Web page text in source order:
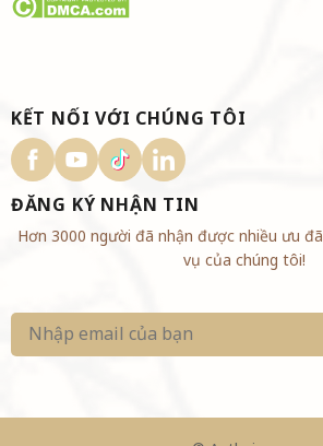
KẾT NỐI VỚI CHÚNG TÔI
ĐĂNG KÝ NHẬN TIN
Hơn 3000 người đã nhận được nhiều ưu
vụ của chúng tôi!